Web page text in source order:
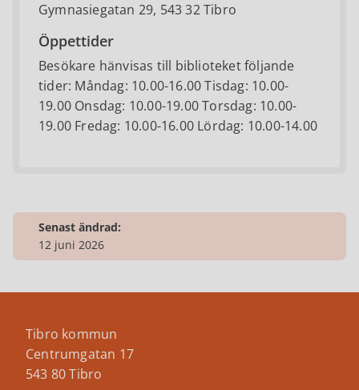
Gymnasiegatan 29, 543 32 Tibro
Öppettider
Besökare hänvisas till biblioteket följande
tider: Måndag: 10.00-16.00 Tisdag: 10.00-
19.00 Onsdag: 10.00-19.00 Torsdag: 10.00-
19.00 Fredag: 10.00-16.00 Lördag: 10.00-14.00
Senast ändrad:
12 juni 2026
Tibro kommun
Centrumgatan 17
543 80 Tibro